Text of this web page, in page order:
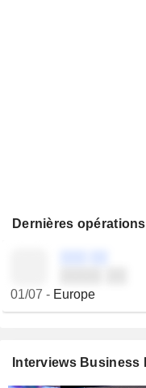
Dernières
01/07 - Europe
Interviews Business